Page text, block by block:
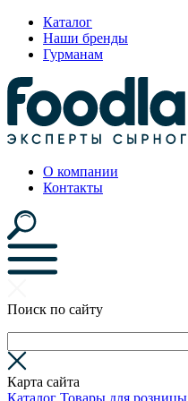
Каталог
Наши бренды
Гурманам
О компании
Контакты
Поиск по сайту
Карта сайта
Каталог Товары для розницы